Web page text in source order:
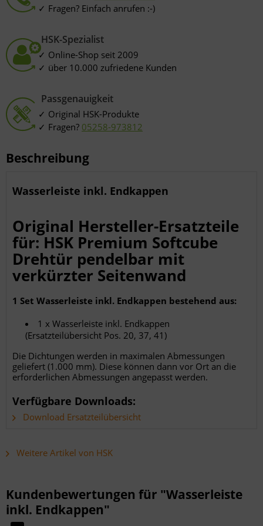
Fragen? Einfach anrufen :-)
HSK-Spezialist
Online-Shop seit 2009
über 10.000 zufriedene Kunden
Passgenauigkeit
Original HSK-Produkte
Fragen? 05258-973812
Beschreibung
Wasserleiste inkl. Endkappen
Original Hersteller-Ersatzteile
für: HSK Premium Softcube
Drehtür pendelbar mit
verkürzter Seitenwand
1 Set Wasserleiste inkl. Endkappen bestehend aus:
1 x Wasserleiste inkl. Endkappen
(Ersatzteilübersicht Pos. 20, 37, 41)
Die Dichtungen werden in maximalen Abmessungen
geliefert (1.000 mm). Diese können dann vor Ort an die
erforderlichen Abmessungen angepasst werden.
Verfügbare Downloads:
Download Ersatzteilübersicht
Weitere Artikel von HSK
Kundenbewertungen für "Wasserleiste
inkl. Endkappen"